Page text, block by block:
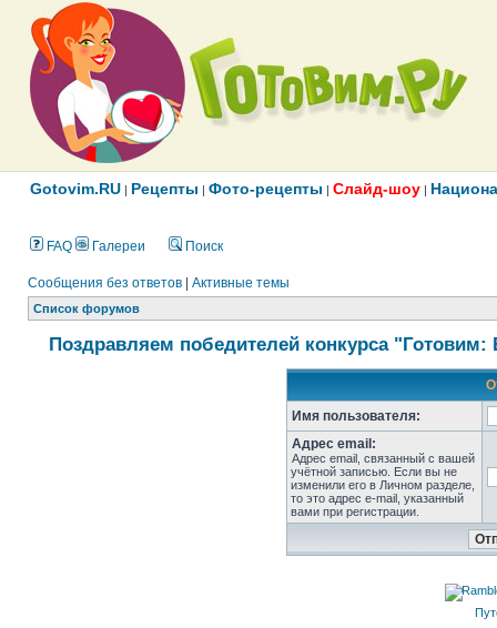
Gotovim.RU | Рецепты | Фото-рецепты | Слайд-шоу |
FAQ Галереи Поиск
Сообщения без ответов Активные темы
Список форумов
Поздравляем победителей конкурса
Имя пользователя:
Адрес email:
Адрес email, связанный с вашей
учётной записью. Если вы не
изменили его в Личном разделе,
то это адрес e-mail, указанный
вами при регистрации.